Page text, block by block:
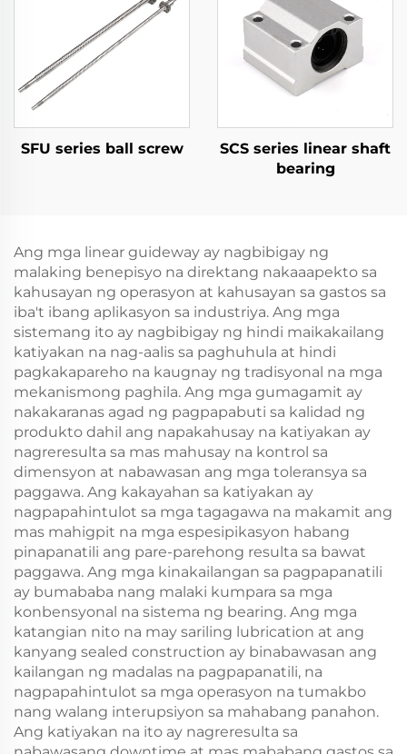
SFU series ball screw
SCS series linear shaft
bearing
Ang mga linear guideway ay nagbibigay ng
malaking benepisyo na direktang nakaaapekto sa
kahusayan ng operasyon at kahusayan sa gastos sa
iba't ibang aplikasyon sa industriya. Ang mga
sistemang ito ay nagbibigay ng hindi maikakailang
katiyakan na nag-aalis sa paghuhula at hindi
pagkakapareho na kaugnay ng tradisyonal na mga
mekanismong paghila. Ang mga gumagamit ay
nakakaranas agad ng pagpapabuti sa kalidad ng
produkto dahil ang napakahusay na katiyakan ay
nagreresulta sa mas mahusay na kontrol sa
dimensyon at nabawasan ang mga toleransya sa
paggawa. Ang kakayahan sa katiyakan ay
nagpapahintulot sa mga tagagawa na makamit ang
mas mahigpit na mga espesipikasyon habang
pinapanatili ang pare-parehong resulta sa bawat
paggawa. Ang mga kinakailangan sa pagpapanatili
ay bumababa nang malaki kumpara sa mga
konbensyonal na sistema ng bearing. Ang mga
katangian nito na may sariling lubrication at ang
kanyang sealed construction ay binabawasan ang
kailangan ng madalas na pagpapanatili, na
nagpapahintulot sa mga operasyon na tumakbo
nang walang interupsiyon sa mahabang panahon.
Ang katiyakan na ito ay nagreresulta sa